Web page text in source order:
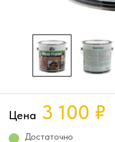
Цена 3 100 ₽
Достаточно